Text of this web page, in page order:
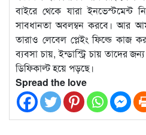
বাইরে থেকে যারা
সাবধানতা অবলম্বন করবে। আর
তারাও লেবেল প্লেইং ফিল্ডে কাজ
ব্যবসা চায়, ইন্ডাস্ট্রি চায় তাদের
ডিফিকাল্ট হয়ে পড়ছে।
Spread the love